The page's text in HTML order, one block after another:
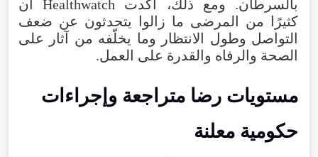
بالسرطان. ومع ذلك، أكدت Healthwatch أن
كثيرًا من المرضى ما زالوا يتحدثون عن ضعف
التواصل وطول الانتظار وما يخلّفه من آثار على
الصحة والرفاه والقدرة على العمل.
مستويات رضا متراجعة وإجراءات
حكومية معلنة